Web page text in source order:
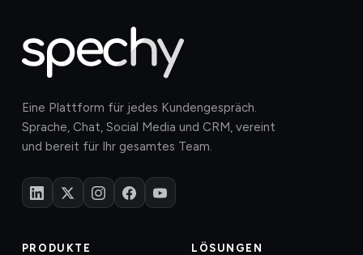
Eine Plattform für jedes Kundengespräch.
Sprache, Chat, Social Media und CRM, vereint
und bereit für Ihr gesamtes Team.
PRODUKTE LÖSUNGEN